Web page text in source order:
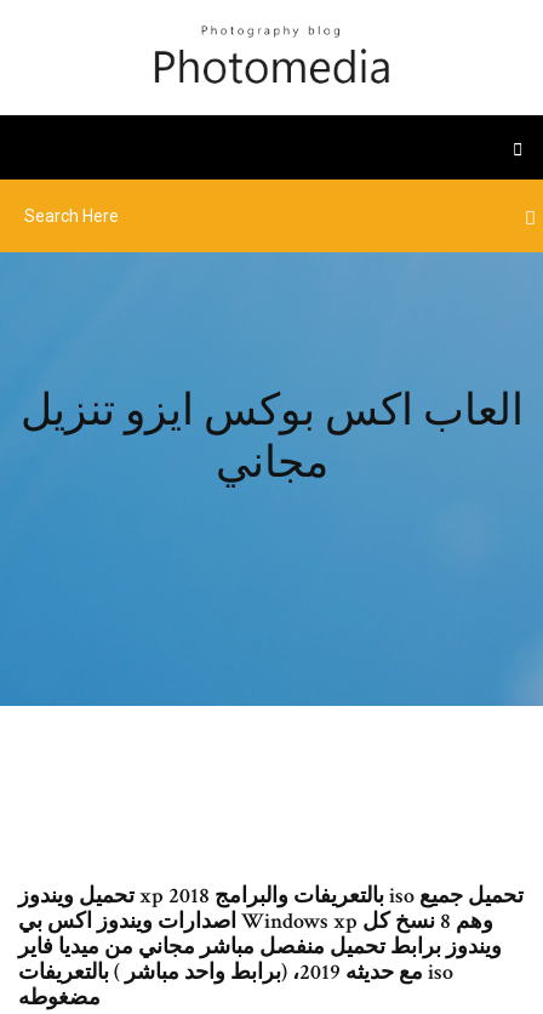
العاب اكس بوكس ​​ايزو تنزيل
مجاني
تحميل ويندوز xp 2018 بالتعريفات والبرامج iso تحميل جميع
اصدارات ويندوز اكس بي Windows xp وهم 8 نسخ كل
ويندوز برابط تحميل منفصل مباشر مجاني من ميديا فاير
مع حديثه 2019، (برابط واحد مباشر ) بالتعريفات iso
مضغوطه